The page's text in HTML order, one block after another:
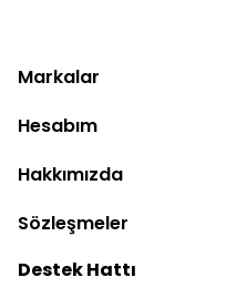
Markalar
Hesabım
Hakkımızda
Sözleşmeler
Destek Hattı